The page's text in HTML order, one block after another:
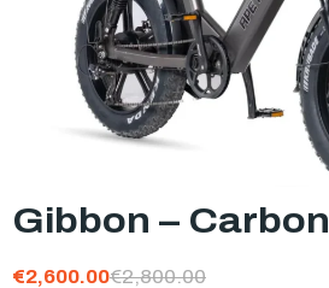
Gibbon – Carbon
€2,600.00€2,800.00